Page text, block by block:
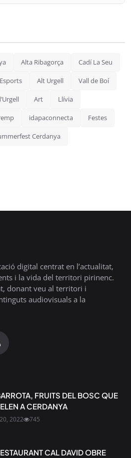
Alta Ribagorça Cadí La Seu
Esports Alt Urgell Vall de Boí
Art Llívia
idapaconnecta Festes
Cerdanya
digital centrat en l’actualitat,
i la vida del territori pirinenc.
donant veu al territori i
audiovisuals a la
FRUITS DEL BOSC QUE
A CERDANYA
2022 745
CAL DAVID OBRE